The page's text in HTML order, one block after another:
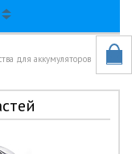
для аккумуляторов